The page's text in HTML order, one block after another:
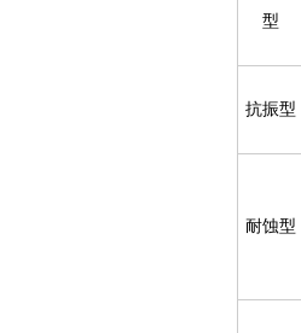
型
抗振型
耐蚀型